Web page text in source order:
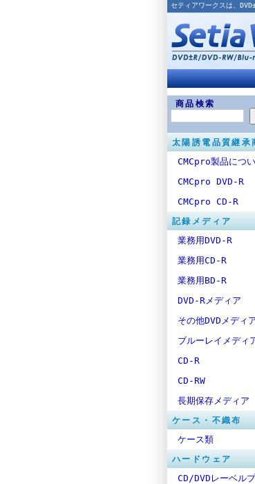
セティアワークスは、
商品検索
太陽誘電品質継承
CMCpro製品につ
CMCpro DVD-R
CMCpro CD-R
記録メディア
業務用DVD-R
業務用CD-R
業務用BD-R
DVD-Rメディア
その他DVDメディ
ブルーレイメディ
CD-R
CD-RW
長期保存メディア
ケース・不織布
ケース類
ハードウェア
CD/DVDレーベル